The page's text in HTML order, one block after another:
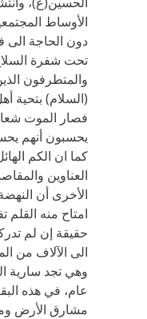
الأوساط
دون الحاجة الى
تحت شفرة
والمتطرفون
(السلام) بتحية
فصار الموت
يحسبون أنهم
كما ان الكم
العناوين
الأخرى أن
امتاح منه القلم
حقيقة إن لم
الى الآلاف من
وهي تجد سارية
عام، في هذه
مشارق الأرض